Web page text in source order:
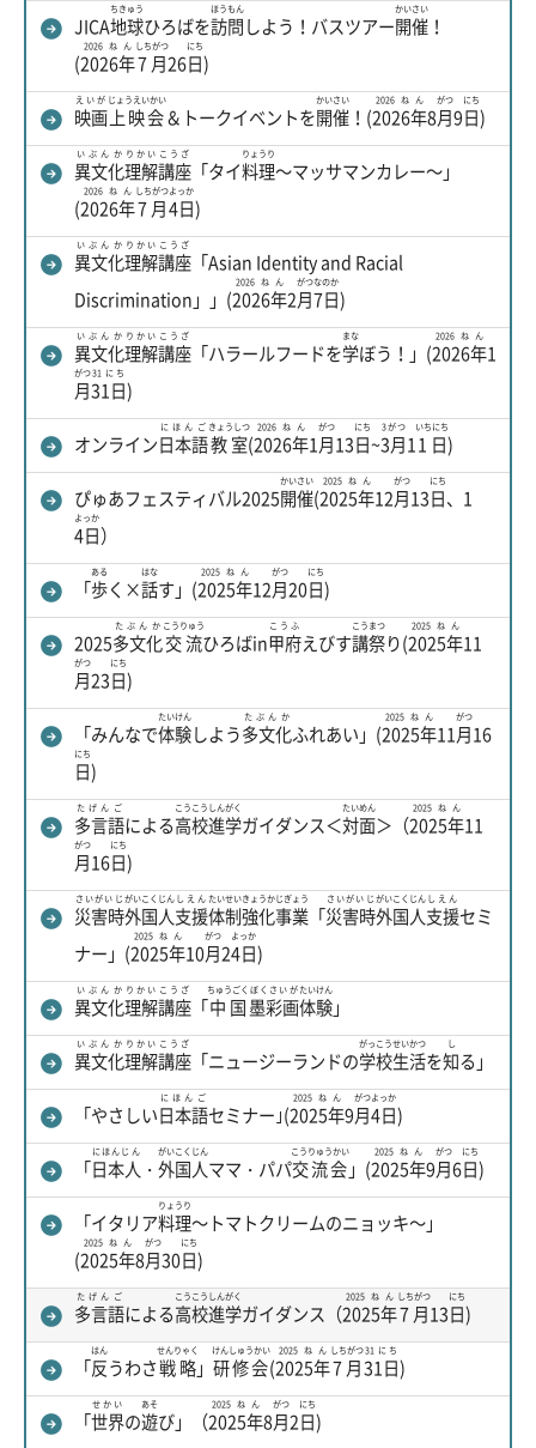
JICA地球
ちきゅう
ひろばを訪問
ほうもん
しよう！バスツアー開催
かいさい
！
(2026年
2026ねん
7月
しちがつ
26日
にち
)
映画
えいが
上映会
じょうえいかい
＆トークイベントを開催
かいさい
！(2026年
2026ねん
8月
がつ
9日
にち
)
異文化
いぶんか
理解
りかい
講座
こうざ
「タイ料理
りょうり
～マッサマンカレー～」
(2026年
2026ねん
7月
しちがつ
4日
よっか
)
異文化
いぶんか
理解
りかい
講座
こうざ
「Asian Identity and Racial
Discrimination」」(2026年
2026ねん
2月
がつ
7日
なのか
)
異文化
いぶんか
理解
りかい
講座
こうざ
「ハラールフードを学
まな
ぼう！」(2026年
2026ねん
1
月
がつ
31日
31にち
)
オンライン日本語
にほんご
教室
きょうしつ
(2026年
2026ねん
1月
がつ
13日
にち
~3月
3がつ
11日
いちにち
)
ぴゅあフェスティバル2025開催
かいさい
(2025年
2025ねん
12月
がつ
13日
にち
、1
4日
よっか
）
「歩
ある
く×話
はな
す」(2025年
2025ねん
12月
がつ
20日
にち
)
2025多文化
たぶんか
交流
こうりゅう
ひろばin甲府
こうふ
えびす講
こう
祭
まつ
り(2025年
2025ねん
11
月
がつ
23日
にち
)
「みんなで体験
たいけん
しよう多文化
たぶんか
ふれあい」(2025年
2025ねん
11月
がつ
16
日
にち
)
多言語
たげんご
による高校
こうこう
進学
しんがく
ガイダンス＜対面
たいめん
＞（2025年
2025ねん
11
月
がつ
16日
にち
)
災害時
さいがいじ
外国人
がいこくじん
支援
しえん
体制
たいせい
強化
きょうか
事業
じぎょう
「災害時
さいがいじ
外国人
がいこくじん
支援
しえん
セミ
ナー」(2025年
2025ねん
10月
がつ
24日
よっか
)
異文化
いぶんか
理解
りかい
講座
こうざ
「中国
ちゅうごく
墨彩画
ぼくさいが
体験
たいけん
」
異文化
いぶんか
理解
りかい
講座
こうざ
「ニュージーランドの学校
がっこう
生活
せいかつ
を知
し
る」
「やさしい日本語
にほんご
セミナー｣(2025年
2025ねん
9月
がつ
4日
よっか
)
「日本人
にほんじん
・ 外国人
がいこくじん
ママ・パパ交流会
こうりゅうかい
」(2025年
2025ねん
9月
がつ
6日
にち
)
「イタリア料理
りょうり
～トマトクリームのニョッキ～」
(2025年
2025ねん
8月
がつ
30日
にち
)
多言語
たげんご
による高校
こうこう
進学
しんがく
ガイダンス（2025年
2025ねん
7月
しちがつ
13日
にち
)
「反
はん
うわさ戦略
せんりゃく
」 研修会
けんしゅうかい
(2025年
2025ねん
7月
しちがつ
31日
31にち
)
「世界
せかい
の遊
あそ
び」（2025年
2025ねん
8月
がつ
2日
にち
)